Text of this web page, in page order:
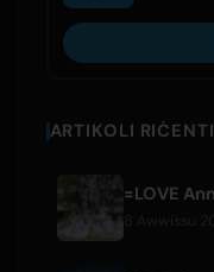
ARTIKOLI RIĊENTI